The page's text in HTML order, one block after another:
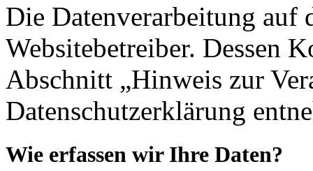
Die Datenverarbeitung auf
Websitebetreiber. Dessen
Abschnitt „Hinweis zur
Datenschutzerklärung
Wie erfassen wir Ihre Daten?